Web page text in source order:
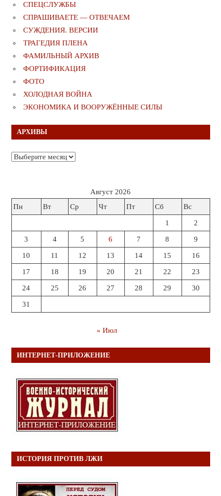
СПЕЦСЛУЖБЫ
СПРАШИВАЕТЕ — ОТВЕЧАЕМ
СУЖДЕНИЯ. ВЕРСИИ
ТРАГЕДИЯ ПЛЕНА
ФАМИЛЬНЫЙ АРХИВ
ФОРТИФИКАЦИЯ
ФОТО
ХОЛОДНАЯ ВОЙНА
ЭКОНОМИКА И ВООРУЖЁННЫЕ СИЛЫ
АРХИВЫ
Архивы
Август 2026
Пн
Вт Ср Чт Пт Сб Вс
1 2
3 4 5 6 7 8 9
10 11 12 13 14 15 16
17 18 19 20 21 22 23
24 25 26 27 28 29 30
31
« Июл
ИНТЕРНЕТ-ПРИЛОЖЕНИЕ
ИСТОРИЯ ПРОТИВ ЛЖИ